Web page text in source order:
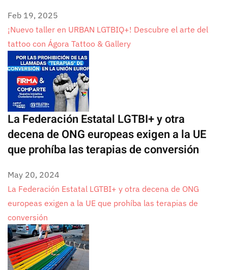
Feb 19, 2025
¡Nuevo taller en URBAN LGTBIQ+! Descubre el arte del
tattoo con Ágora Tattoo & Gallery
La Federación Estatal LGTBI+ y otra
decena de ONG europeas exigen a la UE
que prohíba las terapias de conversión
May 20, 2024
La Federación Estatal LGTBI+ y otra decena de ONG
europeas exigen a la UE que prohíba las terapias de
conversión